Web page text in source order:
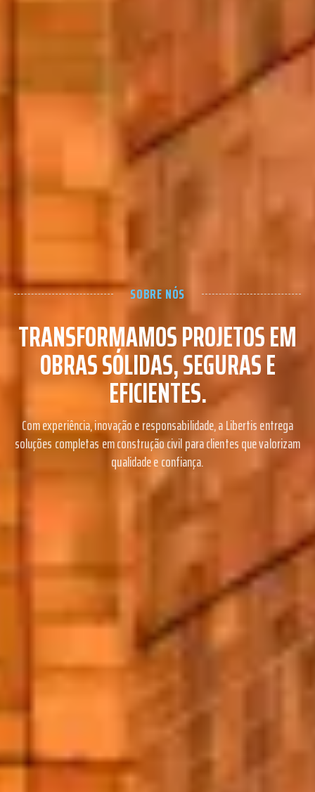
SOBRE NÓS
TRANSFORMAMOS PROJETOS EM
OBRAS SÓLIDAS, SEGURAS E
EFICIENTES.
Com experiência, inovação e responsabilidade, a Libertis entrega
soluções completas em construção civil para clientes que valorizam
qualidade e confiança.